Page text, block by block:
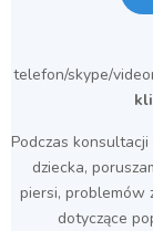
telefon/skype/
Podczas
dziecka,
piersi, problemów
dotyczące